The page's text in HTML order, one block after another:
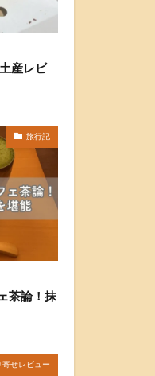
産レビ
旅行記
茶論！抹
寄せレビュー